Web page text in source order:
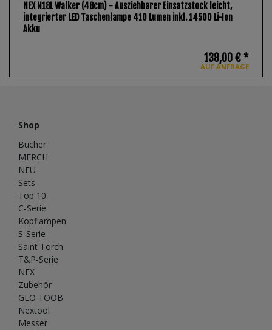
NEX N18L Walker (48cm) - Ausziehbarer Einsatzstock leicht,
integrierter LED Taschenlampe 410 Lumen inkl. 14500 Li-Ion
Akku
AUF ANFRAGE
138,00 € *
Shop
Bücher
MERCH
NEU
Sets
Top 10
C-Serie
Kopflampen
S-Serie
Saint Torch
T&P-Serie
NEX
Zubehör
GLO TOOB
Nextool
Messer